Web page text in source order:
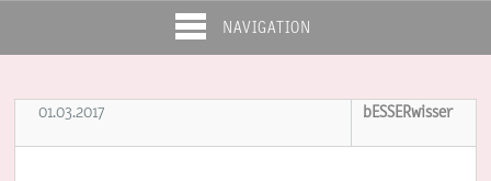
NAVIGATION
01.03.2017 bESSERwisser